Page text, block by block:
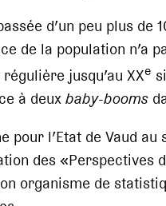
d’un peu plus de
de la population n’a
jusqu’au XXe
à deuxbaby-booms
pour l’Etat de Vaud au
des «Perspectives
organisme de